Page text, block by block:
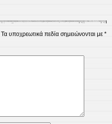
Τα υποχρεωτικά πεδία σημειώνονται με *